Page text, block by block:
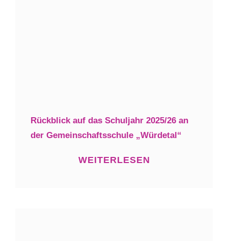
Rückblick auf das Schuljahr 2025/26 an
der Gemeinschaftsschule „Würdetal“
WEITERLESEN